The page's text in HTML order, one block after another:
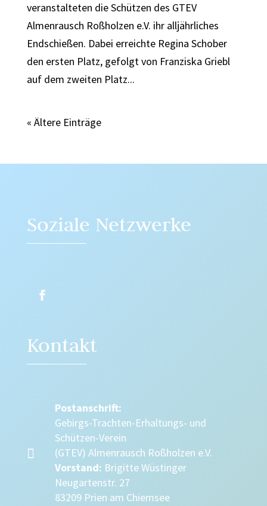
veranstalteten die Schützen des GTEV
Almenrausch Roßholzen e.V. ihr alljährliches
Endschießen. Dabei erreichte Regina Schober
den ersten Platz, gefolgt von Franziska Griebl
auf dem zweiten Platz...
« Ältere Einträge
Soziale Netzwerke
Kontakt

Postanschrift:
Gebirgs-Trachten-Erhaltungs- und
Schützen-Verein
(GTEV) Almenrausch Roßholzen e.V.
Vorstand: Brigitte Wüstinger
Neugartenstr. 27
83209 Prien am Chiemsee